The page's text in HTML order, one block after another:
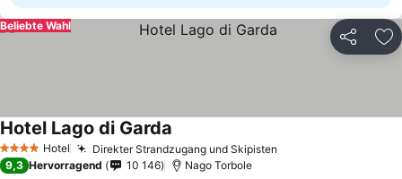
Teilen
Beliebte Wahl
4 Sterne Hotel Direkter Strandzugang und Skipisten
Hotel Lago di Garda
9,3 Hervorragend 10 146 Nago Torbole